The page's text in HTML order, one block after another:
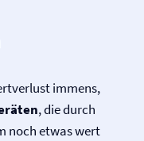
immens,
, die durch
noch etwas wert